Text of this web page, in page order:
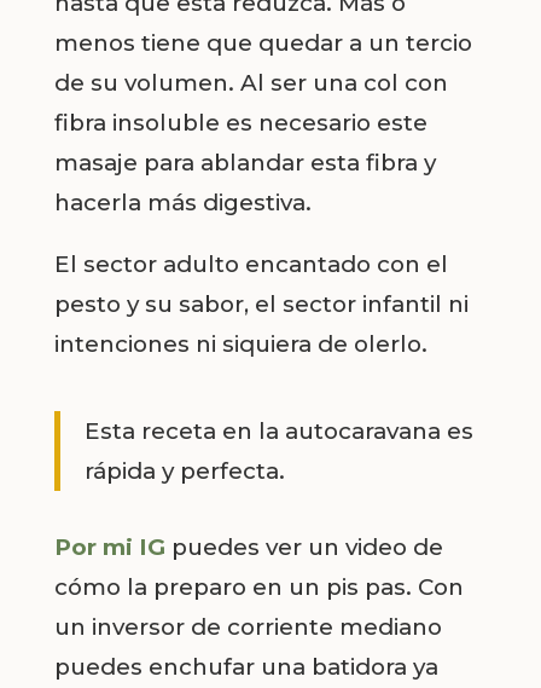
menos tiene que quedar a un tercio
de su volumen. Al ser una col con
fibra insoluble es necesario este
masaje para ablandar esta fibra y
hacerla más digestiva.
El sector adulto encantado con el
pesto y su sabor, el sector infantil ni
intenciones ni siquiera de olerlo.
Esta receta en la autocaravana es
rápida y perfecta.
Por mi IG puedes ver un video de
cómo la preparo en un pis pas. Con
un inversor de corriente mediano
puedes enchufar una batidora ya